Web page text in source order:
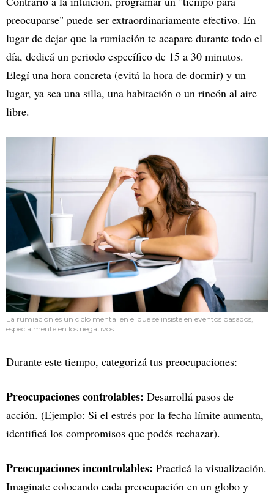
preocuparse" puede ser extraordinariamente efectivo. En
lugar de dejar que la rumiación te acapare durante todo el
día, dedicá un periodo específico de 15 a 30 minutos.
Elegí una hora concreta (evitá la hora de dormir) y un
lugar, ya sea una silla, una habitación o un rincón al aire
libre.
La rumiación es un ciclo mental en el que se insiste en eventos pasados,
especialmente en los negativos.
Durante este tiempo, categorizá tus preocupaciones:
Preocupaciones controlables: Desarrollá pasos de
acción. (Ejemplo: Si el estrés por la fecha límite aumenta,
identificá los compromisos que podés rechazar).
Preocupaciones incontrolables: Practicá la visualización.
Imaginate colocando cada preocupación en un globo y